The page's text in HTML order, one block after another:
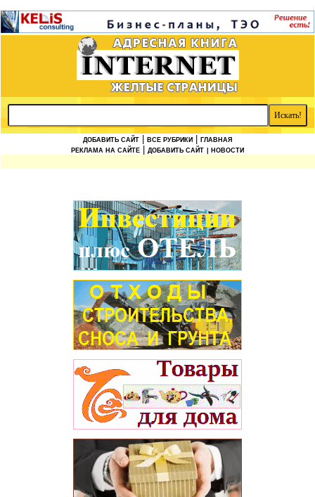
ДОБАВИТЬ САЙТ ВСЕ РУБРИКИ
ГЛАВНАЯ
РЕКЛАМА НА САЙТЕ
ДОБАВИТЬ САЙТ | НОВОСТИ